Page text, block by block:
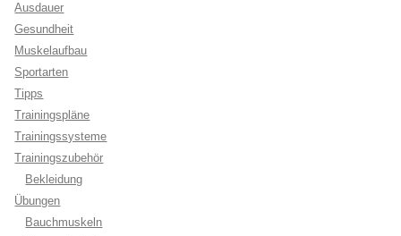
Ausdauer
Gesundheit
Muskelaufbau
Sportarten
Tipps
Trainingspläne
Trainingssysteme
Trainingszubehör
Bekleidung
Übungen
Bauchmuskeln